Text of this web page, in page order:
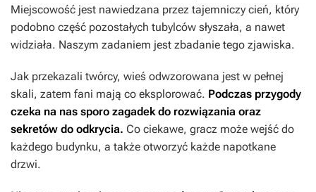
Miejscowość jest nawiedzana przez tajemniczy cień, który
podobno część pozostałych tubylców słyszała, a nawet
widziała. Naszym zadaniem jest zbadanie tego zjawiska.
Jak przekazali twórcy, wieś odwzorowana jest w pełnej
skali, zatem fani mają co eksplorować. Podczas przygody
czeka na nas sporo zagadek do rozwiązania oraz
sekretów do odkrycia. Co ciekawe, gracz może wejść do
każdego budynku, a także otworzyć każde napotkane
drzwi.